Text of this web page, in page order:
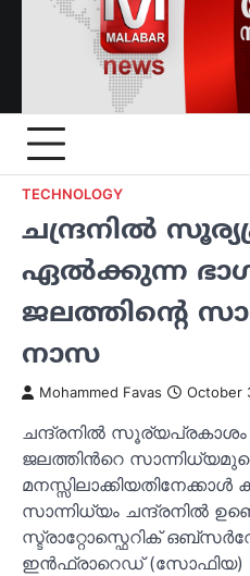
TECHNOLOGY
ചന്ദ്രനില്‍
ഏല്‍ക്കുന്ന
ജലത്തിന്‍റെ
നാസ
Mohammed Favas October
ചന്ദ്രനില്‍
ജലത്തിന്‍റെ
സാന്നിധ്യം ചന്ദ്രനില്‍
സ്ട്രാറ്റോസ്ഫെറിക്
ഇന്‍ഫ്രാറെഡ് (സോഫിയ)